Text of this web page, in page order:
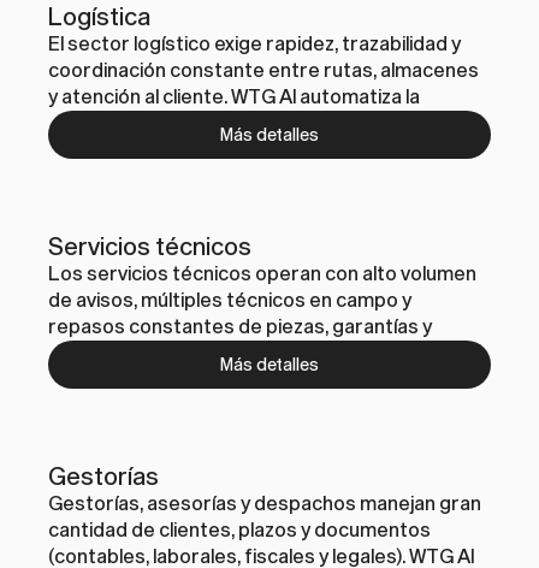
Logística
El sector logístico exige rapidez, trazabilidad y
coordinación constante entre rutas, almacenes
y atención al cliente. WTG AI automatiza la
planificación operativa y las comunicaciones,
integrándose con TMS/WMS y herramientas
Más detalles
Servicios técnicos
Los servicios técnicos operan con alto volumen
de avisos, múltiples técnicos en campo y
repasos constantes de piezas, garantías y
partes. WTG AI automatiza la recepción de
incidencias, la asignación de técnicos y el cierre
Más detalles
Gestorías
Gestorías, asesorías y despachos manejan gran
cantidad de clientes, plazos y documentos
(contables, laborales, fiscales y legales). WTG AI